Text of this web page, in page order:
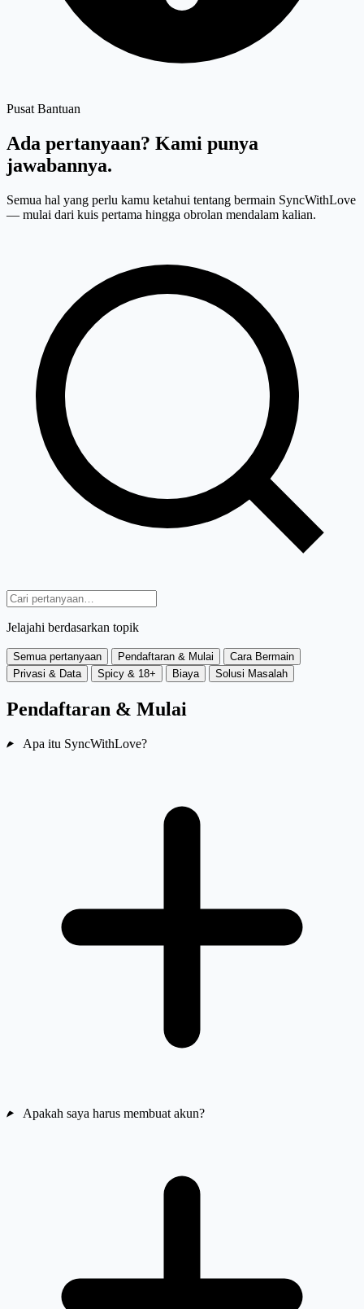
Pusat Bantuan
Ada pertanyaan? Kami punya
jawabannya.
Semua hal yang perlu kamu ketahui tentang bermain SyncWithLove
— mulai dari kuis pertama hingga obrolan mendalam kalian.
Jelajahi berdasarkan topik
Semua pertanyaan Pendaftaran & Mulai
Cara Bermain
Privasi & Data
Spicy & 18+ Biaya Solusi Masalah
Pendaftaran & Mulai
Apa itu SyncWithLove?
Apakah saya harus membuat akun?